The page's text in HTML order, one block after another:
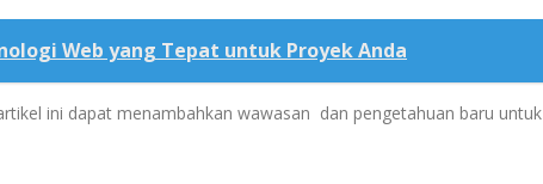
Web yang Tepat untuk Proyek Anda
ini dapat menambahkan wawasan dan pengetahuan baru untuk